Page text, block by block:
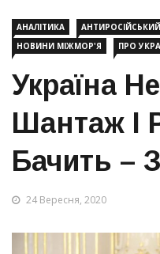
АНАЛІТИКА
НОВИНИ МІЖМОР'Я
ПРО
Україна
Шантаж І
Бачить –
24 Вересня, 2020